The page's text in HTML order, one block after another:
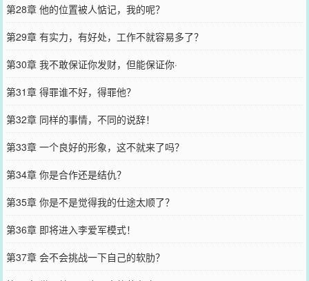
第28章 他的位置被人惦记，我的呢？
第29章 有实力，有好处，工作不就容易多了？
第30章 我不敢保证你发财，但能保证你·
第31章 得罪谁不好，得罪他？
第32章 同样的事情，不同的说辞！
第33章 一个良好的形象，这不就来了吗？
第34章 你是合作还是结仇？
第35章 你是不是觉得我的仕途太顺了？
第36章 即将进入李爱军模式！
第37章 会不会挑战一下自己的软肋？